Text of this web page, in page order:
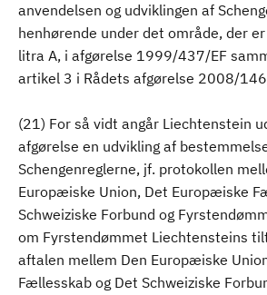
anvendelsen og udviklingen af
henhørende under det område, der
litra A, i afgørelse 1999/437/EF
artikel 3 i Rådets afgørelse 2008/
(21) For så vidt angår Liechtenstein
afgørelse en udvikling af
Schengenreglerne, jf. protokollen
Europæiske Union, Det Europæiske
Schweiziske Forbund og
om Fyrstendømmet Liechtensteins
aftalen mellem Den Europæiske
Fællesskab og Det Schweiziske